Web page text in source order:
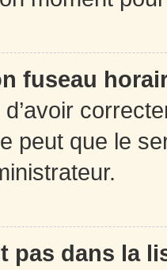
fuseau
peut que le
pas dans la